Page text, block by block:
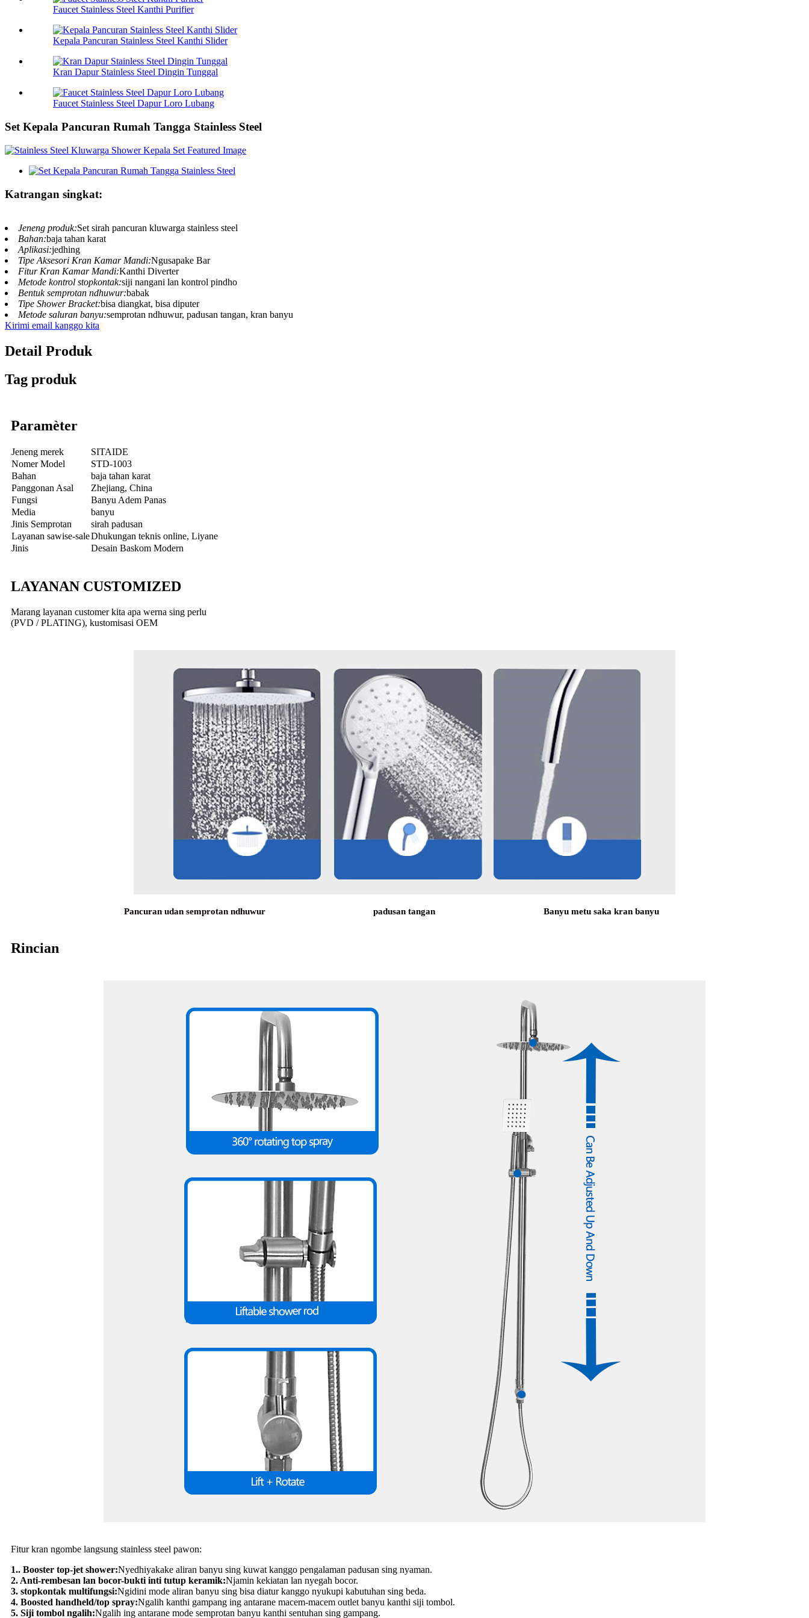
Faucet Stainless Steel Kanthi Purifier
Kepala Pancuran Stainless Steel Kanthi Slider
Kran Dapur Stainless Steel Dingin Tunggal
Faucet Stainless Steel Dapur Loro Lubang
Set Kepala Pancuran Rumah Tangga Stainless Steel
Katrangan singkat:
Jeneng produk:Set sirah pancuran kluwarga stainless steel
Bahan:baja tahan karat
Aplikasi:jedhing
Tipe Aksesori Kran Kamar Mandi:Ngusapake Bar
Fitur Kran Kamar Mandi:Kanthi Diverter
Metode kontrol stopkontak:siji nangani lan kontrol pindho
Bentuk semprotan ndhuwur:babak
Tipe Shower Bracket:bisa diangkat, bisa diputer
Metode saluran banyu:semprotan ndhuwur, padusan tangan, kran banyu
Kirimi email kanggo kita
Detail Produk
Tag produk
Paramèter
Jeneng merek
SITAIDE
Nomer Model
STD-1003
Bahan
baja tahan karat
Panggonan Asal
Zhejiang, China
Fungsi
Banyu Adem Panas
Media
banyu
Jinis Semprotan
sirah padusan
Layanan sawise-saleDhukungan teknis online, Liyane
Jinis
Desain Baskom Modern
LAYANAN CUSTOMIZED
Marang layanan customer kita apa werna sing perlu
(PVD / PLATING), kustomisasi OEM
Pancuran udan semprotan ndhuwur padusan tangan Banyu metu saka kran banyu
Rincian
Fitur kran ngombe langsung stainless steel pawon:
1.. Booster top-jet shower:Nyedhiyakake aliran banyu sing kuwat kanggo pengalaman padusan sing nyaman.
2. Anti-rembesan lan bocor-bukti inti tutup keramik:Njamin kekiatan lan nyegah bocor.
3. stopkontak multifungsi:Ngidini mode aliran banyu sing bisa diatur kanggo nyukupi kabutuhan sing beda.
4. Boosted handheld/top spray:Ngalih kanthi gampang ing antarane macem-macem outlet banyu kanthi siji tombol.
5. Siji tombol ngalih:Ngalih ing antarane mode semprotan banyu kanthi sentuhan sing gampang.